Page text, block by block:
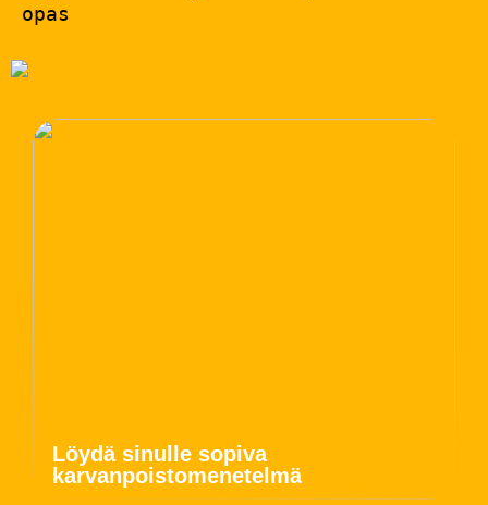
opas
Löydä sinulle sopiva
karvanpoistomenetelmä